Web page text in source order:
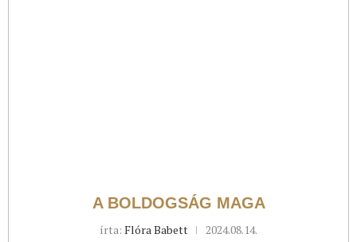
A BOLDOGSÁG MAGA
írta: Flóra Babett 2024.08.14.